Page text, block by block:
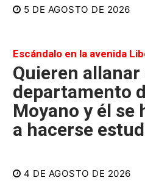
5 DE AGOSTO DE 2026
Escándalo en la avenida
Quieren allanar
departamento
Moyano y él se
a hacerse
4 DE AGOSTO DE 2026